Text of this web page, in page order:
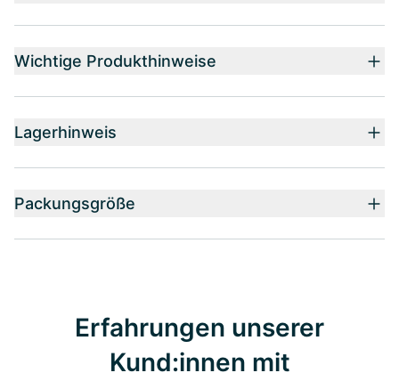
Wichtige Produkthinweise
Lagerhinweis
Packungsgröße
Erfahrungen unserer
Kund:innen mit